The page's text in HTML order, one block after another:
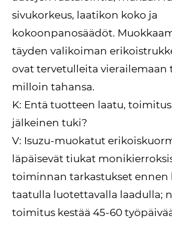
sivukorkeus, laatikon koko ja
kokoonpanosäädöt.
täyden valikoiman
ovat tervetulleita
milloin tahansa.
K: Entä tuotteen laatu,
jälkeinen tuki?
V: Isuzu-muokatut
läpäisevät tiukat
toiminnan tarkastukset ennen
taatulla luotettavalla laadulla;
toimitus kestää 45-60